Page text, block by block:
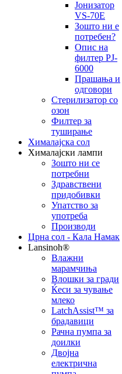
Јонизатор
VS-70E
Зошто ни е
потребен?
Опис на
филтер PJ-
6000
Прашања и
одговори
Стерилизатор со
озон
Филтер за
туширање
Хималајска сол
Хималајски лампи
Зошто ни се
потребни
Здравствени
придобивки
Упатство за
употреба
Производи
Црна сол - Кала Намак
Lansinoh®
Влажни
марамчиња
Влошки за гради
Ќеси за чување
млеко
LatchAssist™ за
брадавици
Рачна пумпа за
доилки
Двојна
електрична